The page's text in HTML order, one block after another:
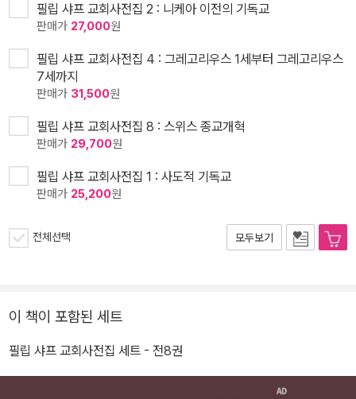
필립 샤프 교회사전집 2 : 니케아 이전의 기독교
판매가 27,000원
필립 샤프 교회사전집 4 : 그레고리우스 1세부터 그레고리우스
7세까지
판매가 31,500원
필립 샤프 교회사전집 8 : 스위스 종교개혁
판매가 29,700원
필립 샤프 교회사전집 1 : 사도적 기독교
판매가 25,200원
전체선택 모두보기
이 책이 포함된 세트
필립 샤프 교회사전집 세트 - 전8권